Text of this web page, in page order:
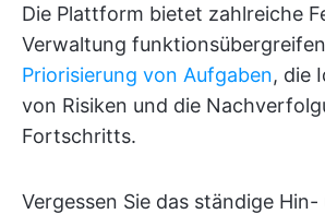
Die Plattform bietet zahlreiche
Verwaltung
Priorisierung von Aufgaben, die
von Risiken und die
Fortschritts.
Vergessen Sie das ständige Hin-